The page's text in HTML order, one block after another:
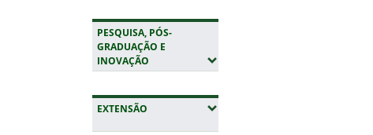
PESQUISA, PÓS-
GRADUAÇÃO E
INOVAÇÃO (EXPANDIR SUBMENUS)
EXTENSÃO (EXPANDIR SUBMENUS)